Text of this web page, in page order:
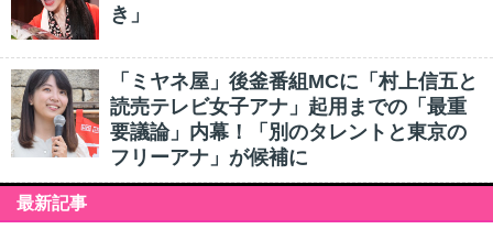
き」
「ミヤネ屋」後釜番組MCに「村上信五と
読売テレビ女子アナ」起用までの「最重
要議論」内幕！「別のタレントと東京の
フリーアナ」が候補に
最新記事